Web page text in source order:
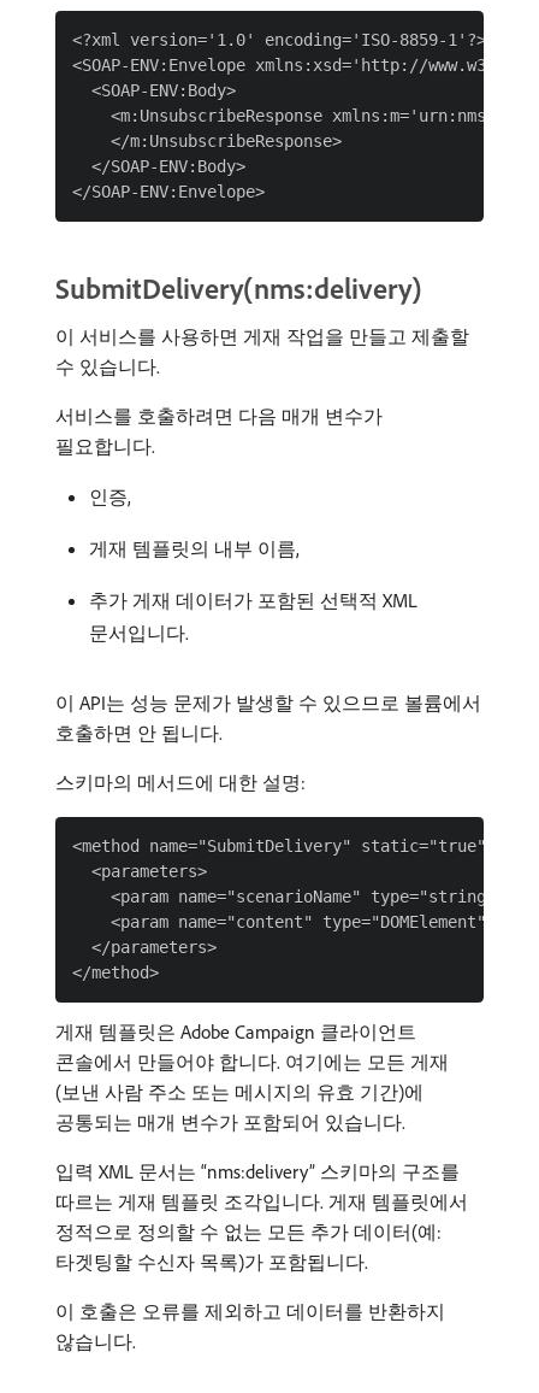
<?xml version='1.0' encoding='ISO-8859-1'?>
<SOAP-ENV:Envelope xmlns:xsd='http://
  <SOAP-ENV:Body>
<m:UnsubscribeResponse
    </m:UnsubscribeResponse>
  </SOAP-ENV:Body>
SubmitDelivery(nms:delivery)
이 서비스를 사용하면 게재 작업을 만들고 제출할
수 있습니다.
서비스를 호출하려면 다음 매개 변수가
필요합니다.
인증,
게재 템플릿의 내부 이름,
추가 게재 데이터가 포함된 선택적 XML
문서입니다.
이 API는 성능 문제가 발생할 수 있으므로 볼륨에서
호출하면 안 됩니다.
스키마의 메서드에 대한 설명:
<method name="SubmitDelivery" static="true">
  <parameters>
<param name="scenarioName" type="string"
<param name="content" type="DOMElement"
  </parameters>
게재 템플릿은 Adobe Campaign 클라이언트
콘솔에서 만들어야 합니다. 여기에는 모든 게재
(보낸 사람 주소 또는 메시지의 유효 기간)에
공통되는 매개 변수가 포함되어 있습니다.
입력 XML 문서는 “nms:delivery” 스키마의 구조를
따르는 게재 템플릿 조각입니다. 게재 템플릿에서
정적으로 정의할 수 없는 모든 추가 데이터(예:
타겟팅할 수신자 목록)가 포함됩니다.
이 호출은 오류를 제외하고 데이터를 반환하지
않습니다.